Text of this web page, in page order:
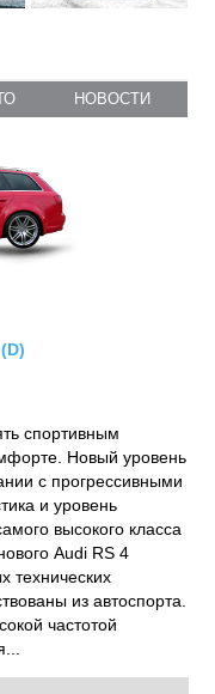
НОВОСТИ
спортивным
Новый уровень
с прогрессивными
и уровень
высокого класса
Audi RS 4
технических
из автоспорта.
частотой